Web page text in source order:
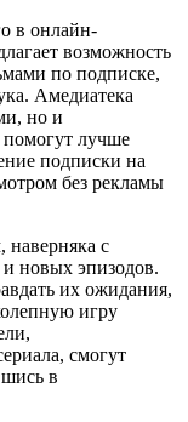
в онлайн-
возможность
по подписке,
Амедиатека
но и
лучше
подписки на
без рекламы
наверняка с
новых эпизодов.
их ожидания,
игру
смогут
в